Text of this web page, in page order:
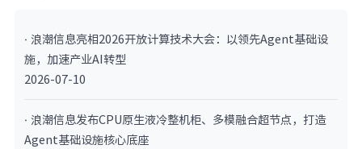
· 浪潮信息亮相2026开放计算技术大会：以领先Agent基础设
施，加速产业AI转型
2026-07-10
· 浪潮信息发布CPU原生液冷整机柜、多模融合超节点，打造
Agent基础设施核心底座